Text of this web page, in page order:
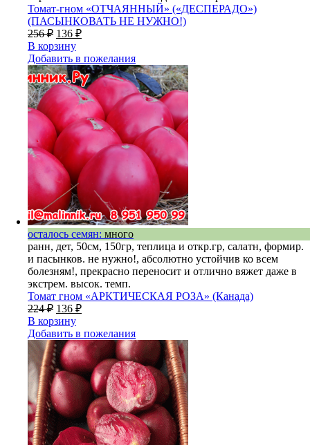
Томат-гном «ОТЧАЯННЫЙ» («ДЕСПЕРАДО»)
(ПАСЫНКОВАТЬ НЕ НУЖНО!)
256₽ 136 ₽
В корзину
Добавить в пожелания
осталось семян: много
ранн, дет, 50см, 150гр, теплица и откр.гр, салатн, формир.
и пасынков. не нужно!, абсолютно устойчив ко всем
болезням!, прекрасно переносит и отлично вяжет даже в
экстрем. высок. темп.
Томат гном «АРКТИЧЕСКАЯ РОЗА» (Канада)
224₽ 136 ₽
В корзину
Добавить в пожелания